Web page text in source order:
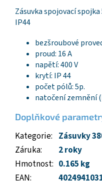
Zásuvka spojovací
IP44
bezšroubové
proud: 16 A
napětí: 400 V
krytí: IP 44
počet pólů: 5p.
natočení zemnění
Doplňkové
Kategorie: Zásuvky
Záruka:
2 roky
Hmotnost: 0.165 kg
EAN: